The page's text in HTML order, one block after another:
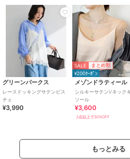
グリーンパークス
レースドッキングサテンビス
チェ
¥3,990
SALE まとめ割
¥200ｸｰﾎﾟﾝ
メゾンドラティール
シルキーサテンVネック
ソール
¥3,600
2点以上で30%OFF
もっとみる